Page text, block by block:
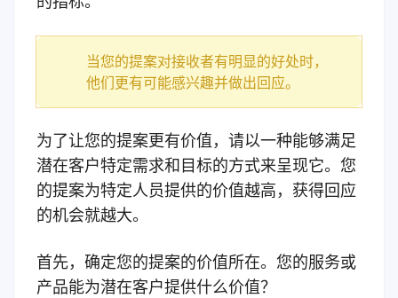
当您的提案对接收者有明显的好处时，
他们更有可能感兴趣并做出回应。
为了让您的提案更有价值，请以一种能够满足
潜在客户特定需求和目标的方式来呈现它。您
的提案为特定人员提供的价值越高，获得回应
的机会就越大。
首先，确定您的提案的价值所在。您的服务或
产品能为潜在客户提供什么价值？